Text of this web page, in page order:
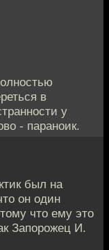
в
у
- параноик.
был на
он один
что ему это
Запорожец И.